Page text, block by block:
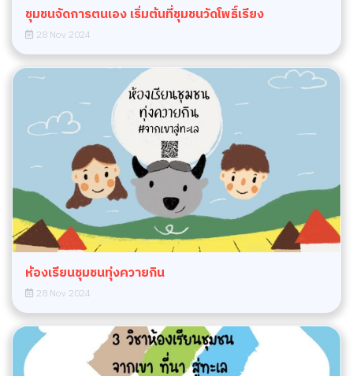
ชุมชนจัดการตนเอง เริ่มต้นที่ชุมชนวัดโพธิ์เรียง
28 Nov 2024
ห้องเรียนชุมชนทุ่งควายกิน
28 Nov 2024